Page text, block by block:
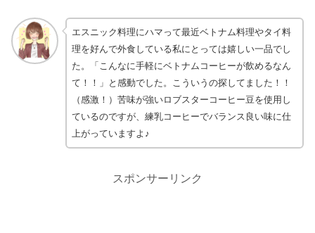
エスニック料理にハマって最近ベトナム料理やタイ料
理を好んで外食している私にとっては嬉しい一品でし
た。「こんなに手軽にベトナムコーヒーが飲めるなん
て！！」と感動でした。こういうの探してました！！
（感激！）苦味が強いロブスターコーヒー豆を使用し
ているのですが、練乳コーヒーでバランス良い味に仕
上がっていますよ♪
スポンサーリンク